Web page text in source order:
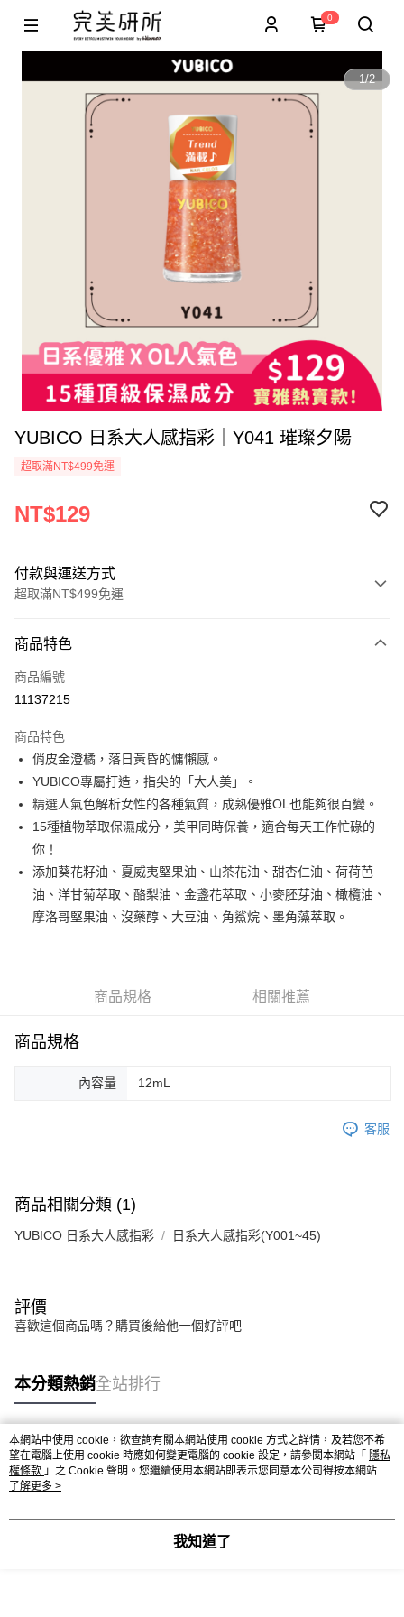
0
1/2
YUBICO 日系大人感指彩｜Y041 璀璨夕陽
超取滿NT$499免運
NT$129
付款與運送方式
超取滿NT$499免運
信用卡一次付款
超商取貨付款
Apple Pay
街口支付
悠遊付
運送方式
全家取貨付款
每筆NT$80，滿NT$499(含以上)免運費
黑貓宅急便
商品特色
商品編號
11137215
商品特色
俏皮金澄橘，落日黃昏的慵懶感。
YUBICO專屬打造，指尖的「大人美」。
精選人氣色解析女性的各種氣質，成熟優雅OL也能夠很百變。
15種植物萃取保濕成分，美甲同時保養，適合每天工作忙碌的
你！
添加葵花籽油、夏威夷堅果油、山茶花油、甜杏仁油、荷荷芭
油、洋甘菊萃取、酪梨油、金盞花萃取、小麥胚芽油、橄欖油、
摩洛哥堅果油、沒藥醇、大豆油、角鯊烷、墨角藻萃取。
商品規格 相關推薦
商品規格
內容量 12mL
客服
商品相關分類 (1)
YUBICO 日系大人感指彩 日系大人感指彩(Y001~45)
評價
喜歡這個商品嗎？購買後給他一個好評吧
本分類熱銷全站排行
熱門標籤
本網站中使用 cookie，欲查詢有關本網站使用 cookie 方式之詳情，及若您不希
望在電腦上使用 cookie 時應如何變更電腦的 cookie 設定，請參閱本網站「 隱私
權條款 」之 Cookie 聲明。您繼續使用本網站即表示您同意本公司得按本網站使
用條款之 Cookie 聲明使用 cookie。
了解更多 >
我知道了